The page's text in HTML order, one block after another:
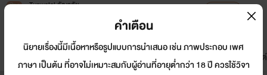
Tunwalai ธัญวลัย
หน้าแรก นิยาย อีบุ๊ก การ์ตูน
มาใหม่
ดรีมแชท ธัญลิสต์
คำเตือน
นิยายเรื่องนี้มีเนื้อหาหรือรูปแบบการนำเสนอ เช่น ภาพประกอบ เพศ
ภาษา เป็นต้น ที่อาจไม่เหมาะสมกับผู้อ่านที่อายุต่ำกว่า 18 ปี ควรใช้วิจา